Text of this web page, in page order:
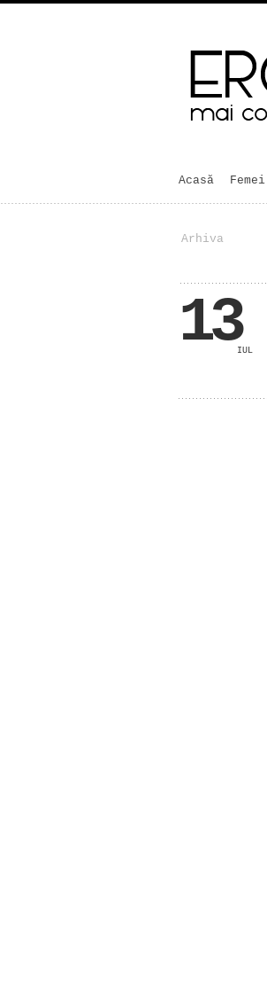
Acasă Femei
Arhiva
13IUL